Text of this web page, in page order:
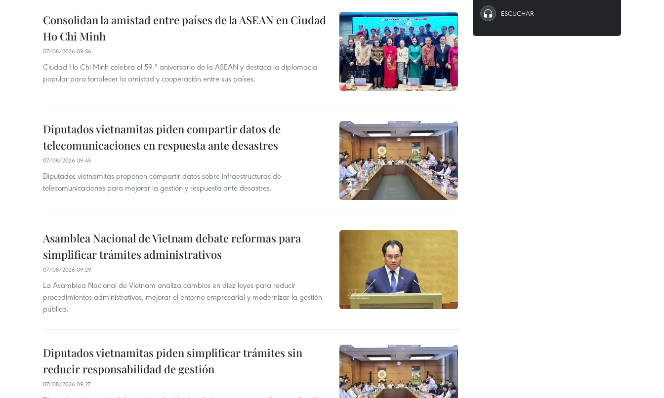
Consolidan la amistad entre países de la ASEAN en Ciudad
Ho Chi Minh
07/08/2026 09:56
Ciudad Ho Chi Minh celebra el 59.º aniversario de la ASEAN y destaca la diplomacia
popular para fortalecer la amistad y cooperación entre sus países.
Diputados vietnamitas piden compartir datos de
telecomunicaciones en respuesta ante desastres
07/08/2026 09:45
Diputados vietnamitas proponen compartir datos sobre infraestructuras de
telecomunicaciones para mejorar la gestión y respuesta ante desastres.
Asamblea Nacional de Vietnam debate reformas para
simplificar trámites administrativos
07/08/2026 09:29
La Asamblea Nacional de Vietnam analiza cambios en diez leyes para reducir
procedimientos administrativos, mejorar el entorno empresarial y modernizar la gestión
pública.
Diputados vietnamitas piden simplificar trámites sin
reducir responsabilidad de gestión
07/08/2026 09:27
ESCUCHAR